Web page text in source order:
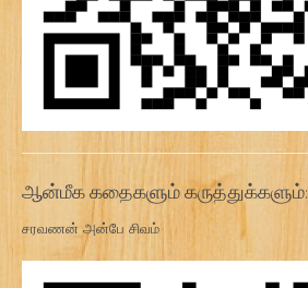
ஆன்மீக கதைகளும் கருத்துக்களும்:
சரவணன் அன்பே சிவம்